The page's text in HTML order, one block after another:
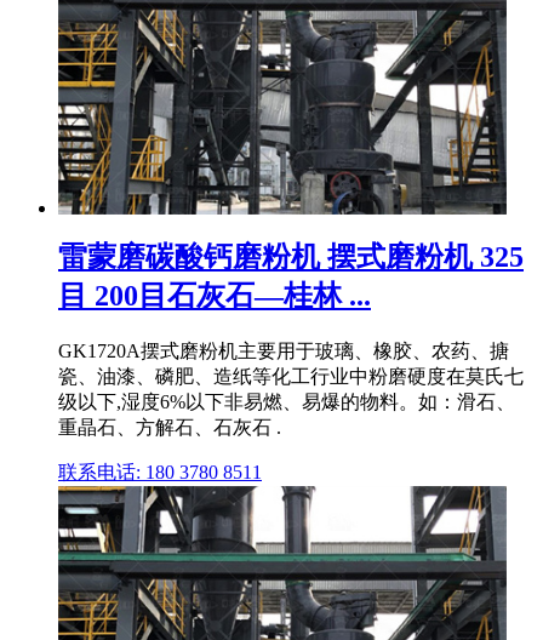
雷蒙磨碳酸钙磨粉机 摆式磨粉机 325
目 200目石灰石—桂林 ...
GK1720A摆式磨粉机主要用于玻璃、橡胶、农药、搪
瓷、油漆、磷肥、造纸等化工行业中粉磨硬度在莫氏七
级以下,湿度6%以下非易燃、易爆的物料。如：滑石、
重晶石、方解石、石灰石 .
联系电话: 180 3780 8511